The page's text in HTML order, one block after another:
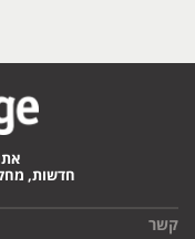
חדשות,
קשר